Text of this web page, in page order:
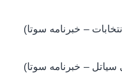
– خبرنامه سوتا
– خبرنامه سوتا